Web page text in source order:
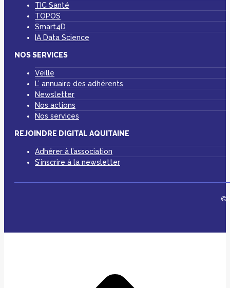
TIC Santé
TOPOS
Smart4D
IA Data Science
NOS SERVICES
Veille
L’ annuaire des adhérents
Newsletter
Nos actions
Nos services
REJOINDRE DIGITAL AQUITAINE
Adhérer à l’association
S’inscrire à la newsletter